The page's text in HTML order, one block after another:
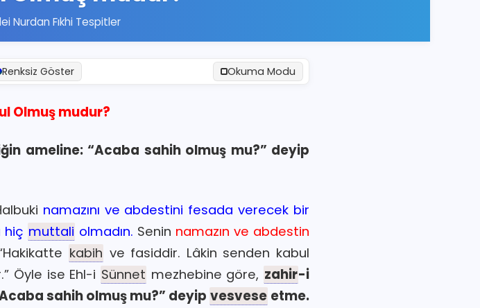
Nurdan Fıkhi Tespitler
Renksiz Göster Okuma Modu
Olmuş mudur?
ameline: “Acaba sahih olmuş mu?” deyip
namazını ve abdestini fesada verecek bir
hiç muttali olmadın. Senin namazın ve abdestin
kabih ve fasiddir. Lâkin senden kabul
Öyle ise Ehl-i Sünnet mezhebine göre, zahir-i
sahih olmuş mu?” deyip vesvese etme.